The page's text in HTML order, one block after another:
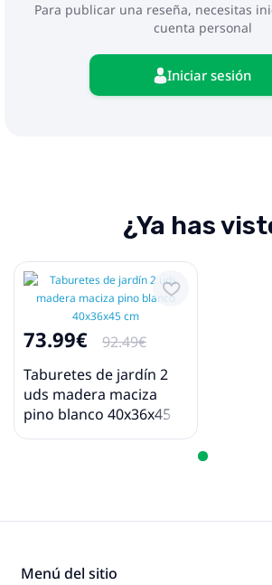
Para publicar una reseña, necesitas
cuenta personal
Iniciar sesión
¿Ya has
73.99€
92.49€
Taburetes de jardín 2
uds madera maciza
pino blanco 40x36x45
cm
Menú del sitio